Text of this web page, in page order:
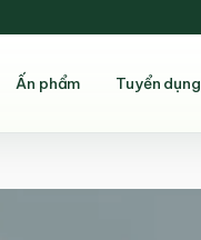
Ấn phẩm Tuyển dụng